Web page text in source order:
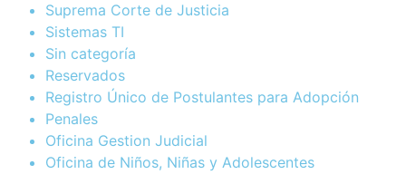
Suprema Corte de Justicia
Sistemas TI
Sin categoría
Reservados
Registro Único de Postulantes para Adopción
Penales
Oficina Gestion Judicial
Oficina de Niños, Niñas y Adolescentes